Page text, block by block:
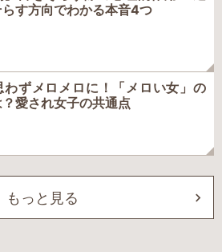
らす方向でわかる本音4つ
わずメロメロに！「メロい女」の
愛され女子の共通点
もっと見る